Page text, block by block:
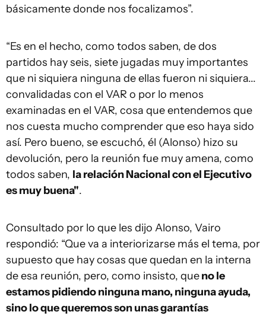
básicamente donde nos focalizamos”.
“Es en el hecho, como todos saben, de dos
partidos hay seis, siete jugadas muy importantes
que ni siquiera ninguna de ellas fueron ni siquiera...
convalidadas con el VAR o por lo menos
examinadas en el VAR, cosa que entendemos que
nos cuesta mucho comprender que eso haya sido
así. Pero bueno, se escuchó, él (Alonso) hizo su
devolución, pero la reunión fue muy amena, como
todos saben, la relación Nacional con el Ejecutivo
es muy buena".
Consultado por lo que les dijo Alonso, Vairo
respondió: “Que va a interiorizarse más el tema, por
supuesto que hay cosas que quedan en la interna
de esa reunión, pero, como insisto, queno le
estamos pidiendo ninguna mano, ninguna ayuda,
sino lo que queremos son unas garantías